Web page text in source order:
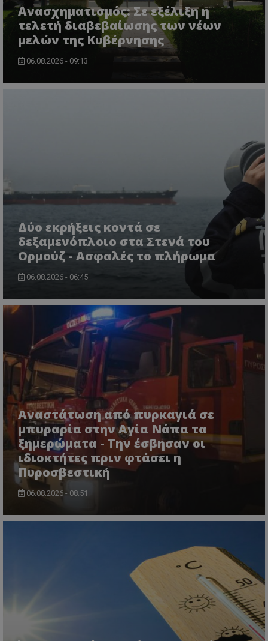
Ανασχηματισμός: Σε εξέλιξη η
τελετή διαβεβαίωσης των νέων
μελών της Κυβέρνησης
06.08.2026 - 09:13
Δύο εκρήξεις κοντά σε
δεξαμενόπλοιο στα Στενά του
Ορμούζ - Ασφαλές το πλήρωμα
06.08.2026 - 06:45
Αναστάτωση από πυρκαγιά σε
μπυραρία στην Αγία Νάπα τα
ξημερώματα - Την έσβησαν οι
ιδιοκτήτες πριν φτάσει η
Πυροσβεστική
06.08.2026 - 08:51